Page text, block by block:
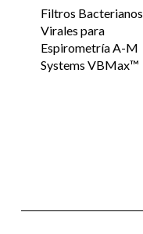
Filtros Bacterianos
Virales para
Espirometría A-M
Systems VBMax™